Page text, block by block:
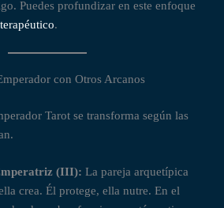
Puedes profundizar en este enfoque
.
con Otros Arcanos
Tarot se transforma según las
(III): La pareja arquetípica
crea. Él protege, ella nutre. En el